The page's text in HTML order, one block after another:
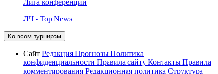
Лига конференций
ЛЧ - Top News
Ко всем турнирам
Сайт Редакция Прогнозы Политика
конфиденциальности Правила сайту Контакты Правила
комментирования Редакционная политика Структура